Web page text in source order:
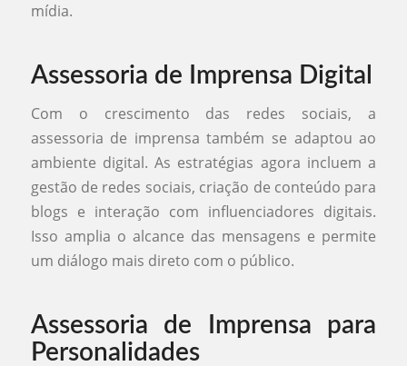
mídia.
Assessoria de Imprensa Digital
Com o crescimento das redes sociais, a
assessoria de imprensa também se adaptou ao
ambiente digital. As estratégias agora incluem a
gestão de redes sociais, criação de conteúdo para
blogs e interação com influenciadores digitais.
Isso amplia o alcance das mensagens e permite
um diálogo mais direto com o público.
Assessoria de Imprensa para
Personalidades